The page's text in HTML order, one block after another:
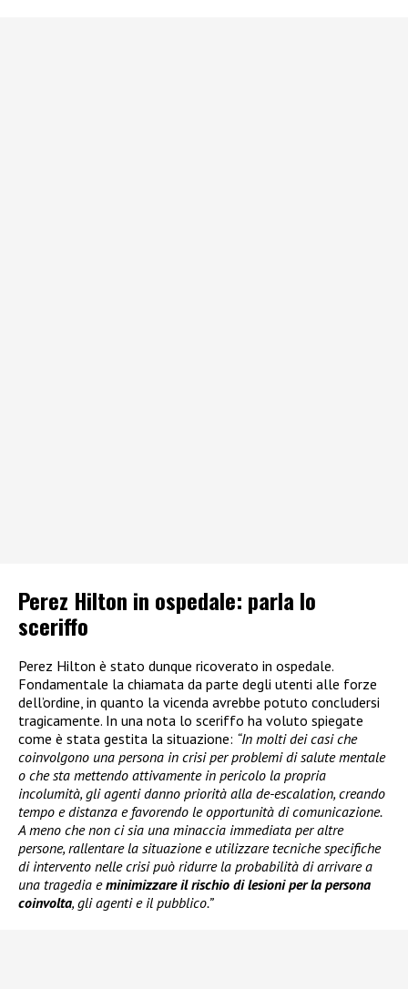
Perez Hilton in ospedale: parla lo
sceriffo
Perez Hilton è stato dunque ricoverato in ospedale.
Fondamentale la chiamata da parte degli utenti alle forze
dell’ordine, in quanto la vicenda avrebbe potuto concludersi
tragicamente. In una nota lo sceriffo ha voluto spiegate
come è stata gestita la situazione: “In molti dei casi che
coinvolgono una persona in crisi per problemi di salute mentale
o che sta mettendo attivamente in pericolo la propria
incolumità, gli agenti danno priorità alla de-escalation, creando
tempo e distanza e favorendo le opportunità di comunicazione.
A meno che non ci sia una minaccia immediata per altre
persone, rallentare la situazione e utilizzare tecniche specifiche
di intervento nelle crisi può ridurre la probabilità di arrivare a
una tragedia eminimizzare il rischio di lesioni per la persona
coinvolta, gli agenti e il pubblico.”